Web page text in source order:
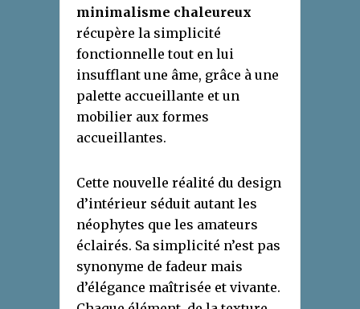
minimalisme chaleureux
récupère la simplicité
fonctionnelle tout en lui
insufflant une âme, grâce à une
palette accueillante et un
mobilier aux formes
accueillantes.
Cette nouvelle réalité du design
d’intérieur séduit autant les
néophytes que les amateurs
éclairés. Sa simplicité n’est pas
synonyme de fadeur mais
d’élégance maîtrisée et vivante.